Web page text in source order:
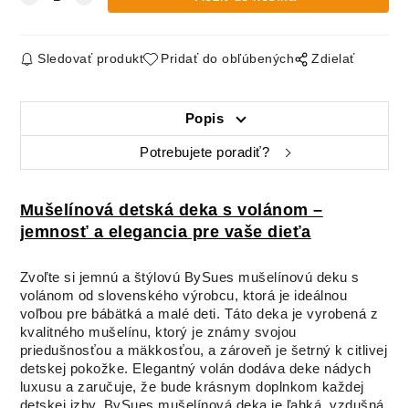
Sledovať produkt Pridať do obľúbených Zdielať
Popis
Potrebujete poradiť?
Mušelínová detská deka s volánom –
jemnosť a elegancia pre vaše dieťa
Zvoľte si jemnú a štýlovú BySues mušelínovú deku s
volánom od slovenského výrobcu, ktorá je ideálnou
voľbou pre bábätká a malé deti. Táto deka je vyrobená z
kvalitného mušelínu, ktorý je známy svojou
priedušnosťou a mäkkosťou, a zároveň je šetrný k citlivej
detskej pokožke. Elegantný volán dodáva deke nádych
luxusu a zaručuje, že bude krásnym doplnkom každej